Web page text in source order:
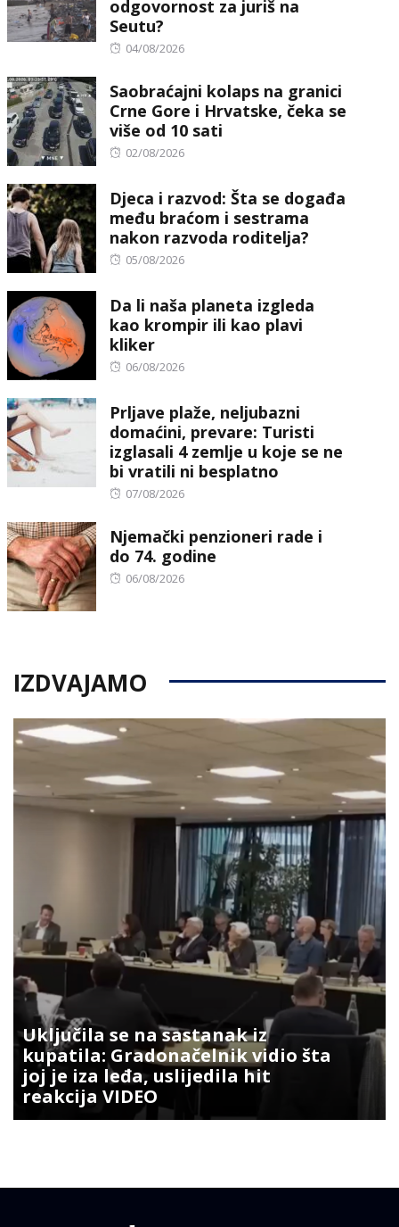
odgovornost za juriš na
Seutu?
Posted
04/08/2026
Saobraćajni kolaps na granici
Crne Gore i Hrvatske, čeka se
više od 10 sati
Posted
02/08/2026
Djeca i razvod: Šta se događa
među braćom i sestrama
nakon razvoda roditelja?
Posted
05/08/2026
Da li naša planeta izgleda
kao krompir ili kao plavi
kliker
Posted
06/08/2026
Prljave plaže, neljubazni
domaćini, prevare: Turisti
izglasali 4 zemlje u koje se ne
bi vratili ni besplatno
Posted
07/08/2026
Njemački penzioneri rade i
do 74. godine
Posted
06/08/2026
IZDVAJAMO
Uključila se na sastanak iz
kupatila: Gradonačelnik vidio šta
joj je iza leđa, uslijedila hit
reakcija VIDEO